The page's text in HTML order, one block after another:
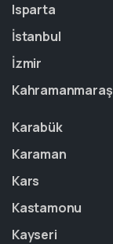
Isparta
İstanbul
İzmir
Kahramanmaraş
Karabük
Karaman
Kars
Kastamonu
Kayseri